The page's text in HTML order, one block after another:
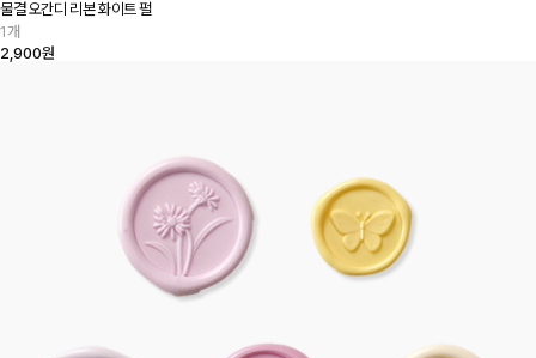
물결 오간디 리본 화이트 펄
1개
2,900원